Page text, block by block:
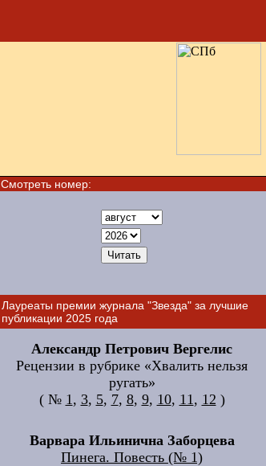
Смотреть номер:
Лауреаты премии журнала "Звезда" за лучшие
публикации 2025 года
Александр Петрович Вергелис
Рецензии в рубрике «Хвалить нельзя
ругать»
( № 1, 3, 5, 7, 8, 9, 10, 11, 12 )
Варвара Ильинична Заборцева
Пинега. Повесть (№ 1)